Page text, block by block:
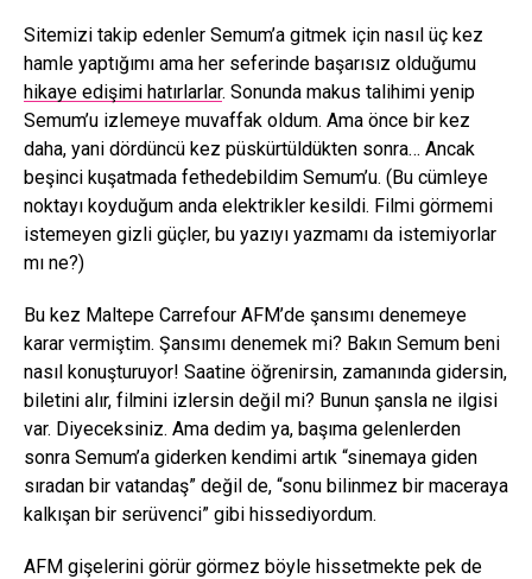
Sitemizi takip edenler Semum’a gitmek için nasıl üç kez
hamle yaptığımı ama her seferinde başarısız olduğumu
hikaye edişimi hatırlarlar. Sonunda makus talihimi yenip
Semum’u izlemeye muvaffak oldum. Ama önce bir kez
daha, yani dördüncü kez püskürtüldükten sonra… Ancak
beşinci kuşatmada fethedebildim Semum’u. (Bu cümleye
noktayı koyduğum anda elektrikler kesildi. Filmi görmemi
istemeyen gizli güçler, bu yazıyı yazmamı da istemiyorlar
mı ne?)
Bu kez Maltepe Carrefour AFM’de şansımı denemeye
karar vermiştim. Şansımı denemek mi? Bakın Semum beni
nasıl konuşturuyor! Saatine öğrenirsin, zamanında gidersin,
biletini alır, filmini izlersin değil mi? Bunun şansla ne ilgisi
var. Diyeceksiniz. Ama dedim ya, başıma gelenlerden
sonra Semum’a giderken kendimi artık “sinemaya giden
sıradan bir vatandaş” değil de, “sonu bilinmez bir maceraya
kalkışan bir serüvenci” gibi hissediyordum.
AFM gişelerini görür görmez böyle hissetmekte pek de